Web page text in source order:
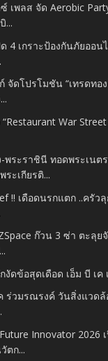
เพลส จัด Aerobic
...
ด 4 เกราะป้องกันภัยออ
จัดโปรโมชัน “เทรดทอ
“Restaurant War
พระราชินี ทอดพระเนต
ระเกียรติ...
!! เดือดนรกแตก ..ครัว
ก๊วน 3 ซ่า ตะลุย
งัดข้อสุดเดือด เอ็ม บี เค
ร่วมรณรงค์ วันสิ่งแวด
Innovator 2026
ตก...